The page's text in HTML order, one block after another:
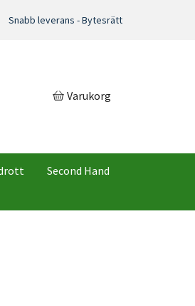
Snabb leverans - Bytesrätt
Varukorg
Second Hand